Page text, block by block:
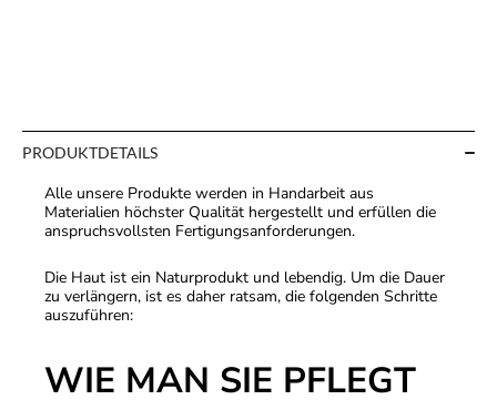
PRODUKTDETAILS
Alle unsere Produkte werden in Handarbeit aus
Materialien höchster Qualität hergestellt und erfüllen die
anspruchsvollsten Fertigungsanforderungen.
Die Haut ist ein Naturprodukt und lebendig. Um die Dauer
zu verlängern, ist es daher ratsam, die folgenden Schritte
auszuführen:
WIE MAN SIE PFLEGT